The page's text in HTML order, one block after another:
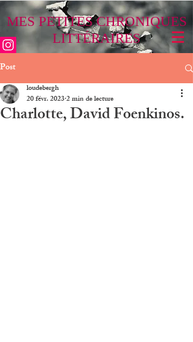
MES PETITES CHRONIQUES
LITTÉRAIRES
Post
Charlotte, David Foenkinos.
loudebergh
20 févr. 20232 min de lecture